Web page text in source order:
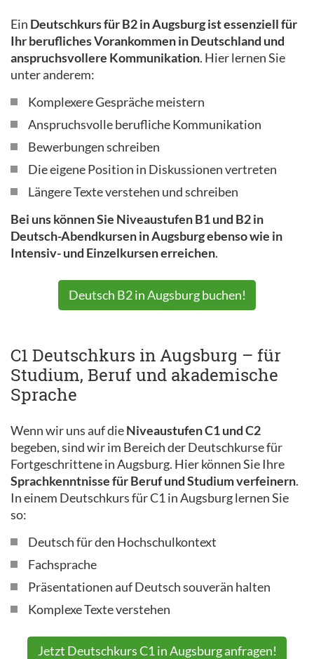
Ein Deutschkurs für B2 in Augsburg ist essenziell für
Ihr berufliches Vorankommen in Deutschland und
anspruchsvollere Kommunikation. Hier lernen Sie
unter anderem:
Komplexere Gespräche meistern
Anspruchsvolle berufliche Kommunikation
Bewerbungen schreiben
Die eigene Position in Diskussionen vertreten
Längere Texte verstehen und schreiben
Bei uns können Sie Niveaustufen B1 und B2 in
Deutsch-Abendkursen in Augsburg ebenso wie in
Intensiv- und Einzelkursen erreichen.
Deutsch B2 in Augsburg buchen!
C1 Deutschkurs in Augsburg – für
Studium, Beruf und akademische
Sprache
Wenn wir uns auf dieNiveaustufen C1 und C2
begeben, sind wir im Bereich der Deutschkurse für
Fortgeschrittene in Augsburg. Hier können Sie Ihre
Sprachkenntnisse für Beruf und Studium verfeinern.
In einem Deutschkurs für C1 in Augsburg lernen Sie
so:
Deutsch für den Hochschulkontext
Fachsprache
Präsentationen auf Deutsch souverän halten
Komplexe Texte verstehen
Jetzt Deutschkurs C1 in Augsburg anfragen!